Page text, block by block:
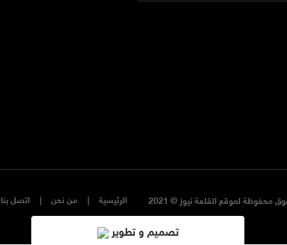
محفوظة لموقع القلعة نيوز © 2021 اتصل بنا من نحن الرئيسية
تصميم و تطوير